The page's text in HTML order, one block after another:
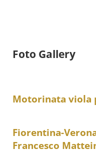
Foto Gallery
Motorinata viola
Fiorentina-
Francesco